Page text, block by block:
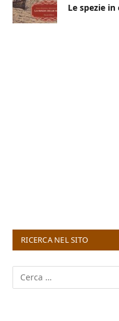
Le spezie
RICERCA NEL SITO